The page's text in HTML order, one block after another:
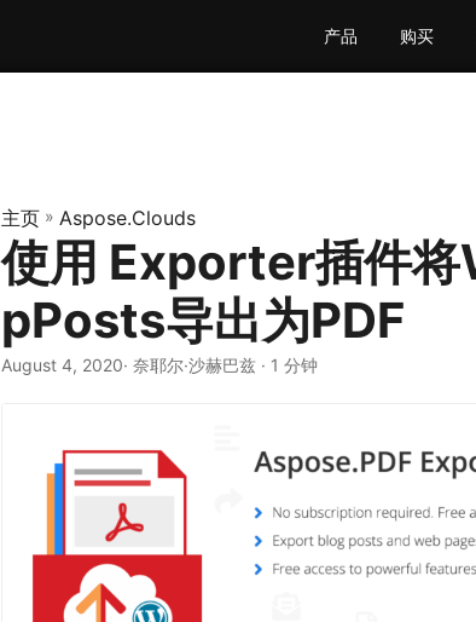
产品 购买
主页 » Aspose.Clouds
使用 Exporter插件
pPosts导出为PDF
August 4, 2020· 奈耶尔·沙赫巴兹 · 1 分钟